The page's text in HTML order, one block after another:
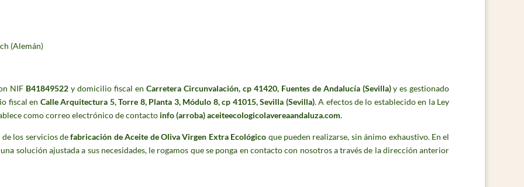
(Alemán)
NIF B41849522 y domicilio fiscal en Carretera Circunvalación, cp 41420, Fuentes de Andalucía (Sevilla)y es gestionado
fiscal en Calle Arquitectura 5, Torre 8, Planta 3, Módulo 8, cp 41015, Sevilla (Sevilla). A efectos de lo establecido en la Ley
como correo electrónico de contacto info (arroba) aceiteecologicolavereaandaluza.com.
de los servicios defabricación de Aceite de Oliva Virgen Extra Ecológico que pueden realizarse, sin ánimo exhaustivo. En el
solución ajustada a sus necesidades, le rogamos que se ponga en contacto con nosotros a través de la dirección anterior